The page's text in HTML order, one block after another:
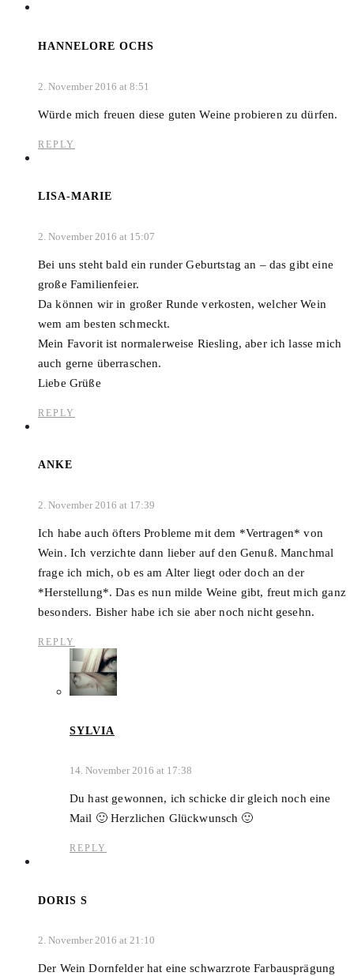
HANNELORE OCHS
2. November 2016 at 8:51
Würde mich freuen diese guten Weine probieren zu dürfen.
REPLY
LISA-MARIE
2. November 2016 at 15:07
Bei uns steht bald ein runder Geburtstag an – das gibt eine
große Familienfeier.
Da können wir in großer Runde verkosten, welcher Wein
wem am besten schmeckt.
Mein Favorit ist normalerweise Riesling, aber ich lasse mich
auch gerne überraschen.
Liebe Grüße
REPLY
ANKE
2. November 2016 at 17:39
Ich habe auch öfters Probleme mit dem *Vertragen* von
Wein. Ich verzichte dann lieber auf den Genuß. Manchmal
frage ich mich, ob es am Alter liegt oder doch an der
*Herstellung*. Das es nun milde Weine gibt, freut mich ganz
besonders. Bisher habe ich sie aber noch nicht gesehn.
REPLY
SYLVIA
14. November 2016 at 17:38
Du hast gewonnen, ich schicke dir gleich noch eine
Mail 🙂 Herzlichen Glückwunsch 🙂
REPLY
DORIS S
2. November 2016 at 21:10
Der Wein Dornfelder hat eine schwarzrote Farbausprägung